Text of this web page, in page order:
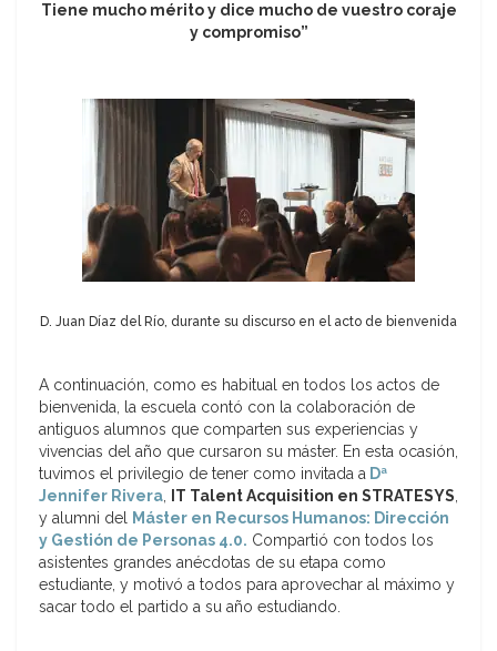
Tiene mucho mérito y dice mucho de vuestro coraje
y compromiso”
D. Juan Díaz del Río, durante su discurso en el acto de bienvenida
A continuación, como es habitual en todos los actos de
bienvenida, la escuela contó con la colaboración de
antiguos alumnos que comparten sus experiencias y
vivencias del año que cursaron su máster. En esta ocasión,
tuvimos el privilegio de tener como invitada a Dª
Jennifer Rivera, IT Talent Acquisition en STRATESYS,
y alumni del Máster en Recursos Humanos: Dirección
y Gestión de Personas 4.0. Compartió con todos los
asistentes grandes anécdotas de su etapa como
estudiante, y motivó a todos para aprovechar al máximo y
sacar todo el partido a su año estudiando.